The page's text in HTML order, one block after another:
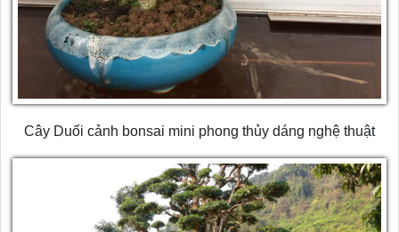
Cây Duối cảnh bonsai mini phong thủy dáng nghệ thuật